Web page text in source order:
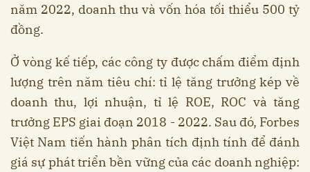
năm 2022, doanh thu và vốn hóa tối thiểu 500 tỷ
đồng.
Ở vòng kế tiếp, các công ty được chấm điểm định
lượng trên năm tiêu chí: tỉ lệ tăng trưởng kép về
doanh thu, lợi nhuận, tỉ lệ ROE, ROC và tăng
trưởng EPS giai đoạn 2018 - 2022. Sau đó, Forbes
Việt Nam tiến hành phân tích định tính để đánh
giá sự phát triển bền vững của các doanh nghiệp: